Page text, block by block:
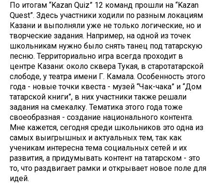
По итогам “Kazan Quiz” 12 команд прошли на “Kazan
Quest”. Здесь участники ходили по разным локациям
Казани и выполняли уже не только логические, но и
творческие задания. Например, на одной из точек
школьникам нужно было снять танец под татарскую
песню. Территориально игра всегда проходит в
центре Казани: около сквера Тукая, в старотатарской
слободе, у театра имени Г. Камала. Особенность этого
года - новые точки квеста - музей “Чак-чака” и “Дом
татарской книги”, в них участники также решали
задания на смекалку. Тематика этого года тоже
своеобразная - создание национального контента.
Мне кажется, сегодня среди школьников это одна из
самых выигрышных и актуальных тем, так как
ученикам интересна тема социальных сетей и их
развития, а придумывать контент на татарском - это
то, что раздвигает рамки и открывает новое поле для
идей.